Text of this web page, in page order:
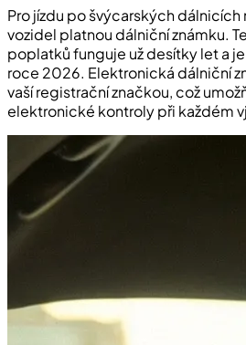
Pro jízdu po švýcarských dálnicích
vozidel platnou dálniční známku.
poplatků funguje už desítky let a
roce 2026. Elektronická dálniční
vaší registrační značkou, což
elektronické kontroly při každém